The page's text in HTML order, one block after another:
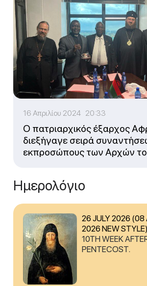
16 Απριλίου 2024 20:33
O πατριαρχικός έξαρχος
διεξήγαγε σειρά
εκπροσώπους των Αρχών
Ημερολόγιο
26 JULY 2026 (08
2026 NEW STYLE)
10TH WEEK
PENTECOST.